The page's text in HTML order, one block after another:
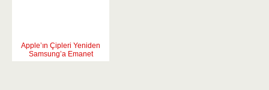
Apple’ın Çipleri Yeniden
Samsung’a Emanet